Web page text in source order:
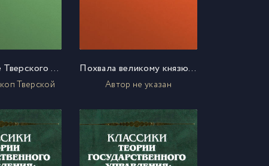
Наставление Тверского епископа Семена
Тверской
Похвала великому князю Ивану Даниловичу Калите из «Сийского евангелия»
Автор не указан